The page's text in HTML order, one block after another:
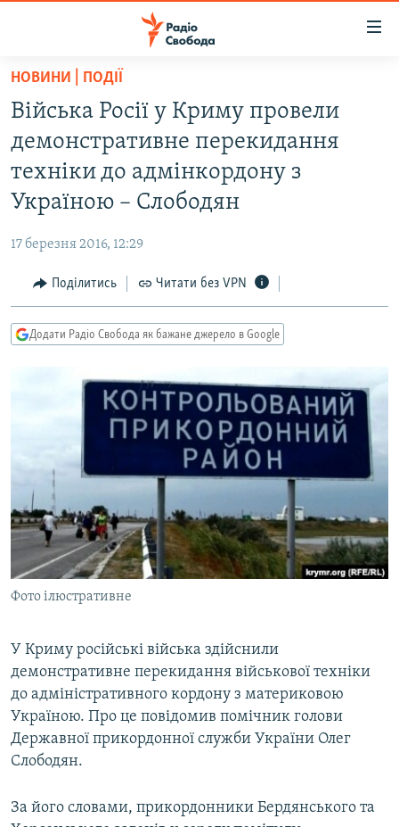
Перейти
основного
матеріалу
до
основної
Перейти
пошуку
ПОЛІТИКА
СУСПІЛЬСТВО
КУЛЬТУРА
СПОРТ
ВІЙНА
ДОНБАС.РЕАЛІЇ
КРИМ.РЕАЛІЇ
ТИ ЯК?
КИТАЙ.ВИКЛИКИ
МУЛЬТИМЕДІА
СПЕЦПРОЄКТИ
ПОДКАСТИ
КРИМ РЕАЛІЇ
РУС
КТАТ
ДОЛУЧАЙСЯ!
Усі сайти RFE/RL
НОВИНИ | ПОДІЇ
Війська Росії у Криму провели
демонстративне перекидання
техніки до адмінкордону з
Україною – Слободян
17 березня 2016, 12:29
Поділитись Читати без VPN
Додати Радіо Свобода як бажане джерело в Google
Фото ілюстративне
У Криму російські війська здійснили
демонстративне перекидання військової техніки
до адміністративного кордону з материковою
Україною. Про це повідомив помічник голови
Державної прикордонної служби України Олег
Слободян.
За його словами, прикордонники Бердянського та